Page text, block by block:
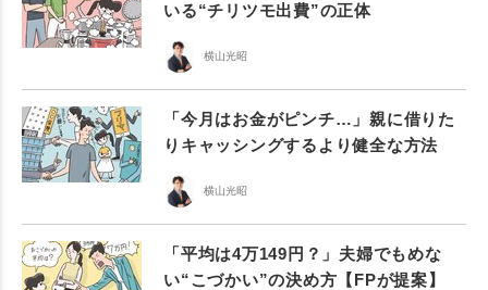
いる“チリツモ出費”の正体
横山光昭
「今月はお金がピンチ…」親に借りた
りキャッシングするより健全な方法
横山光昭
「平均は4万149円？」夫婦でもめな
い“こづかい”の決め方【FPが提案】